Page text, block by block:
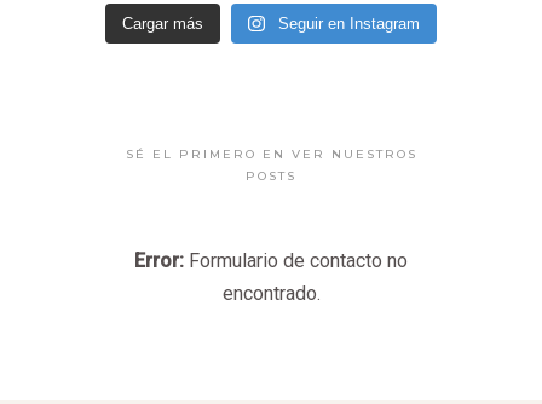
Cargar más Seguir en Instagram
SÉ EL PRIMERO EN VER NUESTROS
POSTS
Error: Formulario de contacto no
encontrado.